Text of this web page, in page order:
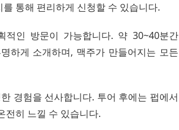
통해 편리하게 신청할 수 있습니다.
인 방문이 가능합니다. 약 30~40분간
하게 소개하며, 맥주가 만들어지는 모든
경험을 선사합니다. 투어 후에는 펍에서
전히 느낄 수 있습니다.